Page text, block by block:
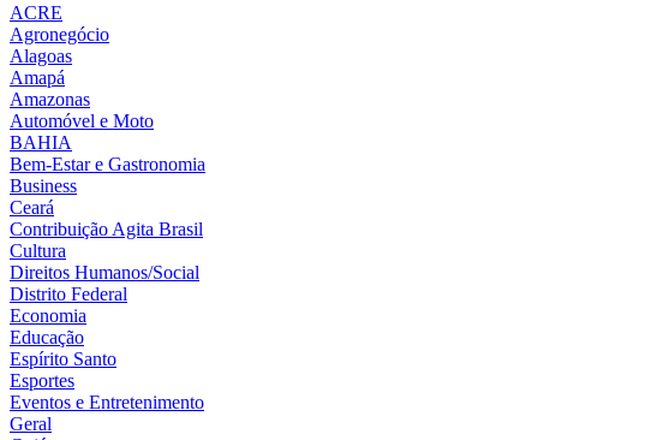
ACRE
Agronegócio
Alagoas
Amapá
Amazonas
Automóvel e Moto
BAHIA
Bem-Estar e Gastronomia
Business
Ceará
Contribuição Agita Brasil
Cultura
Direitos Humanos/Social
Distrito Federal
Economia
Educação
Espírito Santo
Esportes
Eventos e Entretenimento
Geral